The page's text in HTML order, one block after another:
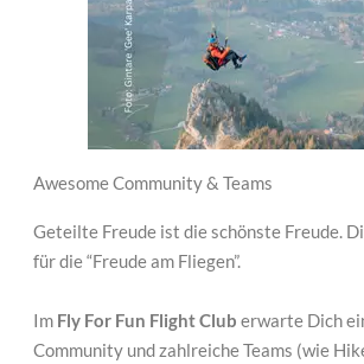
Awesome Community & Teams
Geteilte Freude ist die schönste Freude.
für die “Freude am Fliegen”.
Im Fly For Fun Flight Club erwarte Dich
Community und zahlreiche Teams (wie